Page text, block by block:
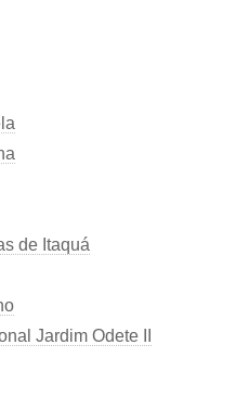
de Itaquá
Jardim Odete II